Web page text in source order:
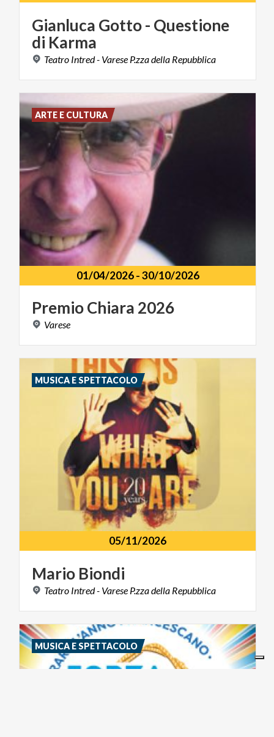
Gianluca Gotto- Questione
di Karma
Teatro Intred- Varese P.zzadella Repubblica
01/04/2026-30/10/2026
PremioChiara 2026
Varese
ARTE E CULTURA
05/11/2026
Mario Biondi
Teatro Intred- Varese P.zzadella Repubblica
MUSICA E SPETTACOLO
MUSICA E SPETTACOLO